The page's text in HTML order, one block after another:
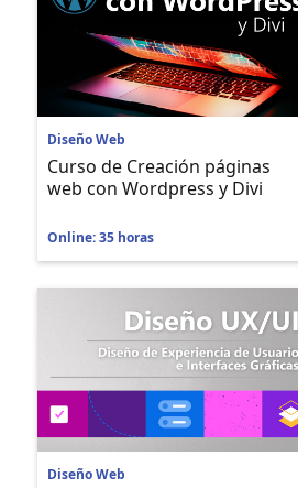
Diseño Web
Curso de Creación páginas
web con Wordpress y Divi
Online: 35 horas
Diseño Web